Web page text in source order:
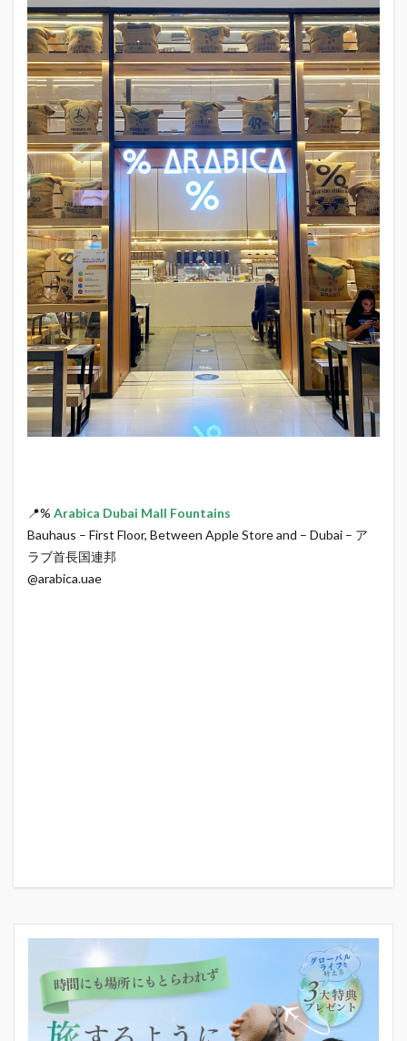
📍% Arabica Dubai Mall Fountains
Bauhaus – First Floor, Between Apple Store and – Dubai – ア
ラブ首長国連邦
⁡@arabica.uae